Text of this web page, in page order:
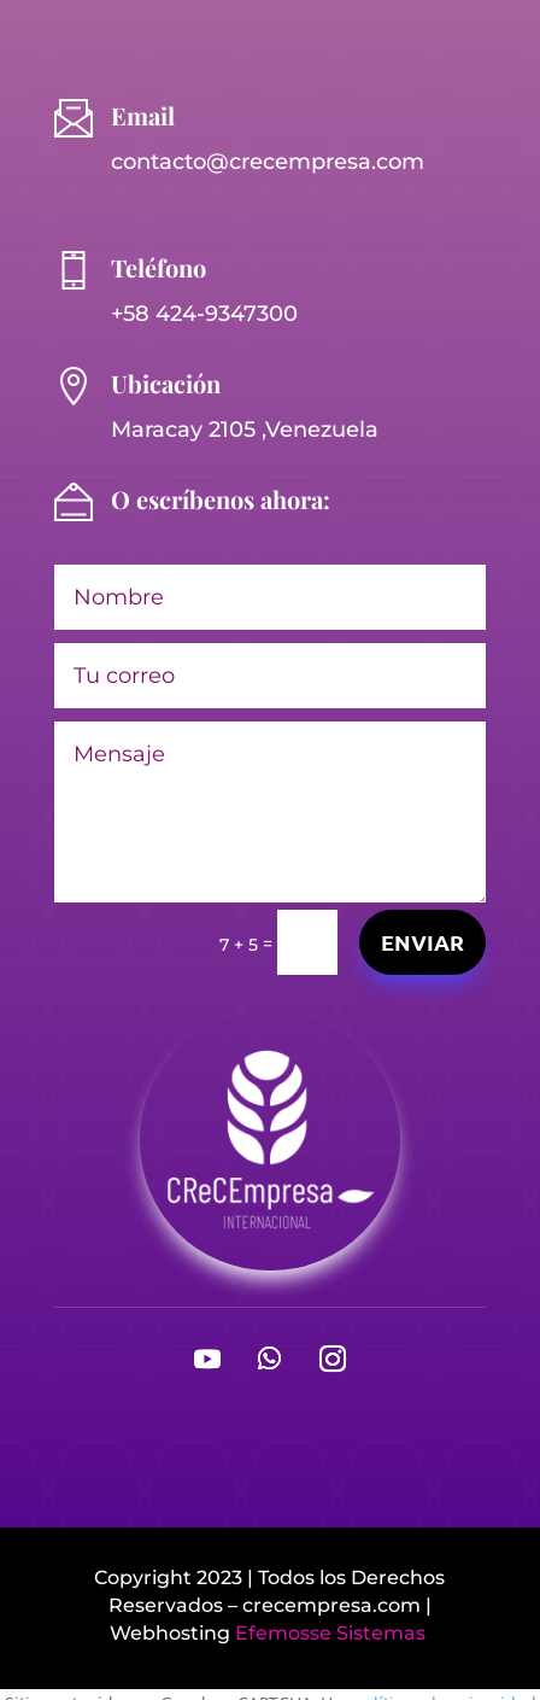
Email
contacto@crecempresa.com
Teléfono
+58 424-9347300
 Ubicación
Maracay 2105 ,Venezuela
O escríbenos ahora:
7 + 5 = ENVIAR
Copyright 2023 | Todos los Derechos
Reservados – crecempresa.com |
Webhosting Efemosse Sistemas